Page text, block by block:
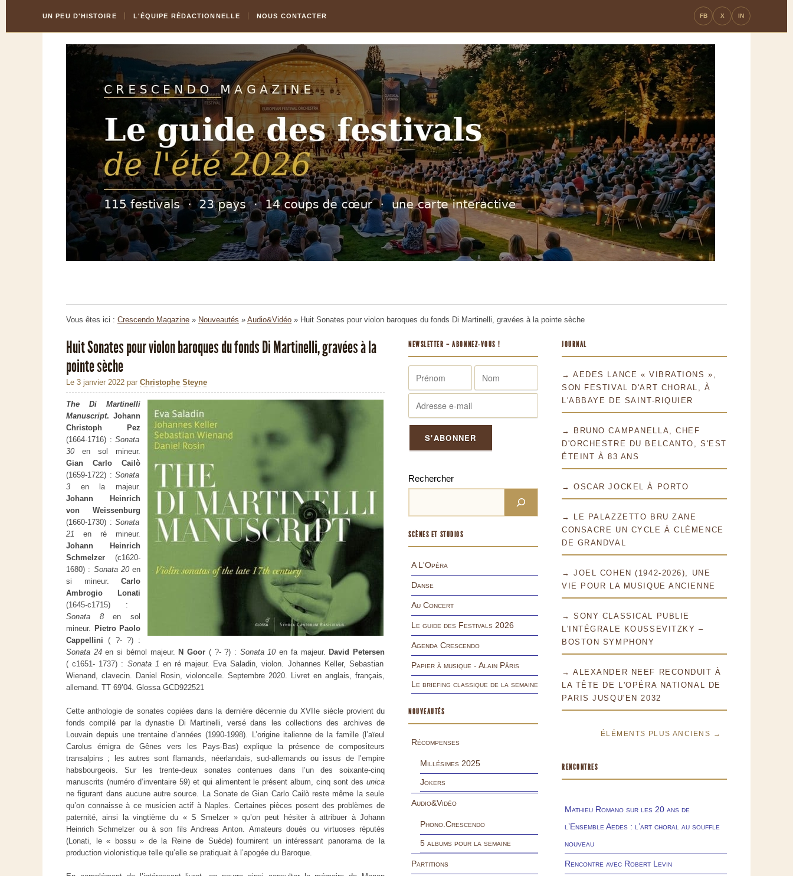
Content
la
UN PEU D'HISTOIRE L'ÉQUIPE RÉDACTIONNELLE NOUS CONTACTER FB X IN
Vous êtes ici : Crescendo Magazine » Nouveautés » Audio&Vidéo » Huit Sonates pour violon baroques du fonds Di Martinelli, gravées à la pointe sèche
Huit Sonates pour violon baroques du fonds Di Martinelli, gravées à la
pointe sèche
Le 3 janvier 2022 par Christophe Steyne
The Di Martinelli
Manuscript. Johann
Christoph Pez
(1664-1716) :Sonata
30 en sol mineur.
Gian Carlo Cailò
(1659-1722) :Sonata
3 en la majeur.
Johann Heinrich
von Weissenburg
(1660-1730) :Sonata
21 en ré mineur.
Johann Heinrich
Schmelzer (c1620-
1680) : Sonata 20en
si mineur. Carlo
Ambrogio Lonati
(1645-c1715) :
Sonata 8en sol
mineur. Pietro Paolo
Cappellini ( ?- ?) :
Sonata 24en si bémol majeur. N Goor ( ?- ?) : Sonata 10 en fa majeur. David Petersen
( c1651- 1737) : Sonata 1 en ré majeur. Eva Saladin, violon. Johannes Keller, Sebastian
Wienand, clavecin. Daniel Rosin, violoncelle. Septembre 2020. Livret en anglais, français,
allemand. TT 69’04. Glossa GCD922521
Cette anthologie de sonates copiées dans la dernière décennie du XVIIe siècle provient du
fonds compilé par la dynastie Di Martinelli, versé dans les collections des archives de
Louvain depuis une trentaine d’années (1990-1998). L’origine italienne de la famille (l’aïeul
Carolus émigra de Gênes vers les Pays-Bas) explique la présence de compositeurs
transalpins ; les autres sont flamands, néerlandais, sud-allemands ou issus de l’empire
habsbourgeois. Sur les trente-deux sonates contenues dans l’un des soixante-cinq
manuscrits (numéro d’inventaire 59) et qui alimentent le présent album, cinq sont des unica
ne figurant dans aucune autre source. La Sonate de Gian Carlo Cailò reste même la seule
qu’on connaisse à ce musicien actif à Naples. Certaines pièces posent des problèmes de
paternité, ainsi la vingtième du « S Smelzer » qu’on peut hésiter à attribuer à Johann
Heinrich Schmelzer ou à son fils Andreas Anton. Amateurs doués ou virtuoses réputés
(Lonati, le « bossu » de la Reine de Suède) fournirent un intéressant panorama de la
production violonistique telle qu’elle se pratiquait à l’apogée du Baroque.
NEWSLETTER – ABONNEZ-VOUS !
Rechercher
SCÈNES ET STUDIOS
A L'Opéra
Danse
Au Concert
Le guide des Festivals 2026
Agenda Crescendo
Papier à musique - Alain Pâris
Le briefing classique de la semaine
NOUVEAUTÉS
Récompenses
Millésimes 2025
Jokers
Audio&Vidéo
Phono.Crescendo
5 albums pour la semaine
Partitions
JOURNAL
→ AEDES LANCE « VIBRATIONS »,
SON FESTIVAL D'ART CHORAL, À
L'ABBAYE DE SAINT-RIQUIER
→ BRUNO CAMPANELLA, CHEF
D'ORCHESTRE DU BELCANTO, S'EST
ÉTEINT À 83 ANS
→ OSCAR JOCKEL À PORTO
→ LE PALAZZETTO BRU ZANE
CONSACRE UN CYCLE À CLÉMENCE
DE GRANDVAL
→ JOEL COHEN (1942-2026), UNE
VIE POUR LA MUSIQUE ANCIENNE
→ SONY CLASSICAL PUBLIE
L'INTÉGRALE KOUSSEVITZKY –
BOSTON SYMPHONY
→ ALEXANDER NEEF RECONDUIT À
LA TÊTE DE L'OPÉRA NATIONAL DE
PARIS JUSQU'EN 2032
ÉLÉMENTS PLUS ANCIENS →
RENCONTRES
Mathieu Romano sur les 20 ans de
l’Ensemble Aedes : l’art choral au souffle
nouveau
Rencontre avec Robert Levin